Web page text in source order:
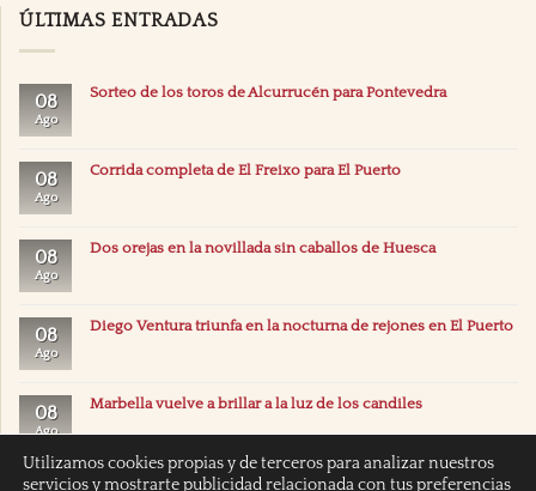
ÚLTIMAS ENTRADAS
08
Ago
Sorteo de los toros de Alcurrucén para Pontevedra
08
Ago
Corrida completa de El Freixo para El Puerto
08
Ago
Dos orejas en la novillada sin caballos de Huesca
08
Ago
Diego Ventura triunfa en la nocturna de rejones en El Puerto
08
Ago
Marbella vuelve a brillar a la luz de los candiles
Utilizamos cookies propias y de terceros para analizar nuestros
servicios y mostrarte publicidad relacionada con tus preferencias